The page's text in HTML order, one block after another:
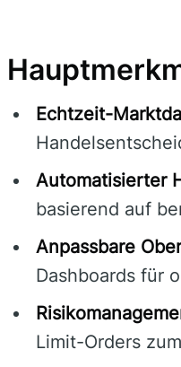
Echtzeit-
Automatisierter
basierend auf
Anpassbare
Dashboards für
Limit-Orders